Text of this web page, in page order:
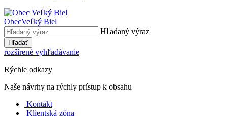
ObecVeľký Biel
Hľadaný výraz
Hľadať
rozšírené vyhľadávanie
Rýchle odkazy
Naše návrhy na rýchly prístup k obsahu
Kontakt
Klientská zóna